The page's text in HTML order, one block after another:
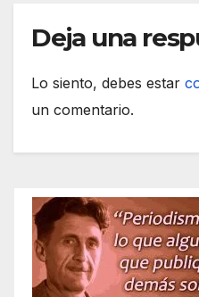
Deja una
Lo siento, debes estar
un comentario.